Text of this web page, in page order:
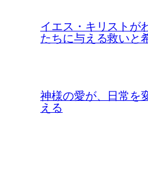
イエス・キリストが
たちに与える救いと
神様の愛が、日常を
える